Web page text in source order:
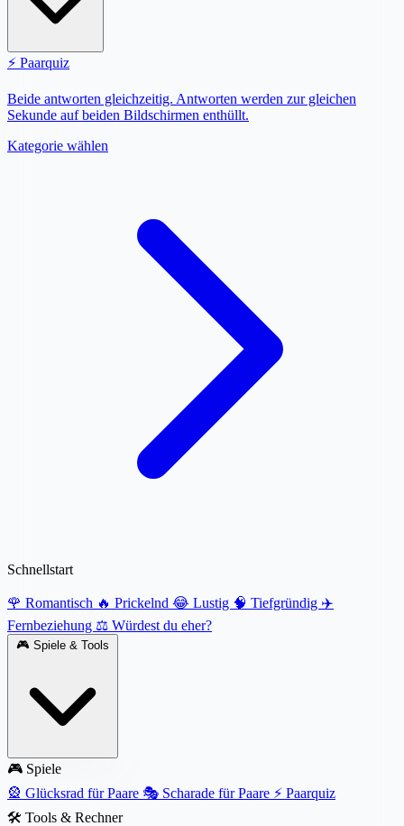
⚡ Paarquiz
Beide antworten gleichzeitig. Antworten werden zur gleichen
Sekunde auf beiden Bildschirmen enthüllt.
Kategorie wählen
Schnellstart
🌹 Romantisch 🔥 Prickelnd 😂 Lustig 🧠 Tiefgründig ✈️
Fernbeziehung ⚖️ Würdest du eher?
🎮 Spiele & Tools
🎮 Spiele
🎡 Glücksrad für Paare 🎭 Scharade für Paare ⚡ Paarquiz
🛠️ Tools & Rechner